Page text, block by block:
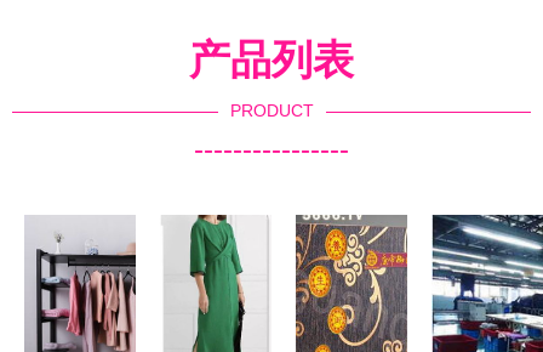
产品列表
PRODUCT
----------------